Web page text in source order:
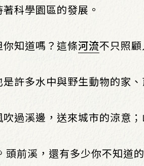
著科學園區的發展。
你知道嗎？這條河流不只照顧
是許多水中與野生動物的家
吹過溪邊，送來城市的涼意
頭前溪，還有多少你不知道